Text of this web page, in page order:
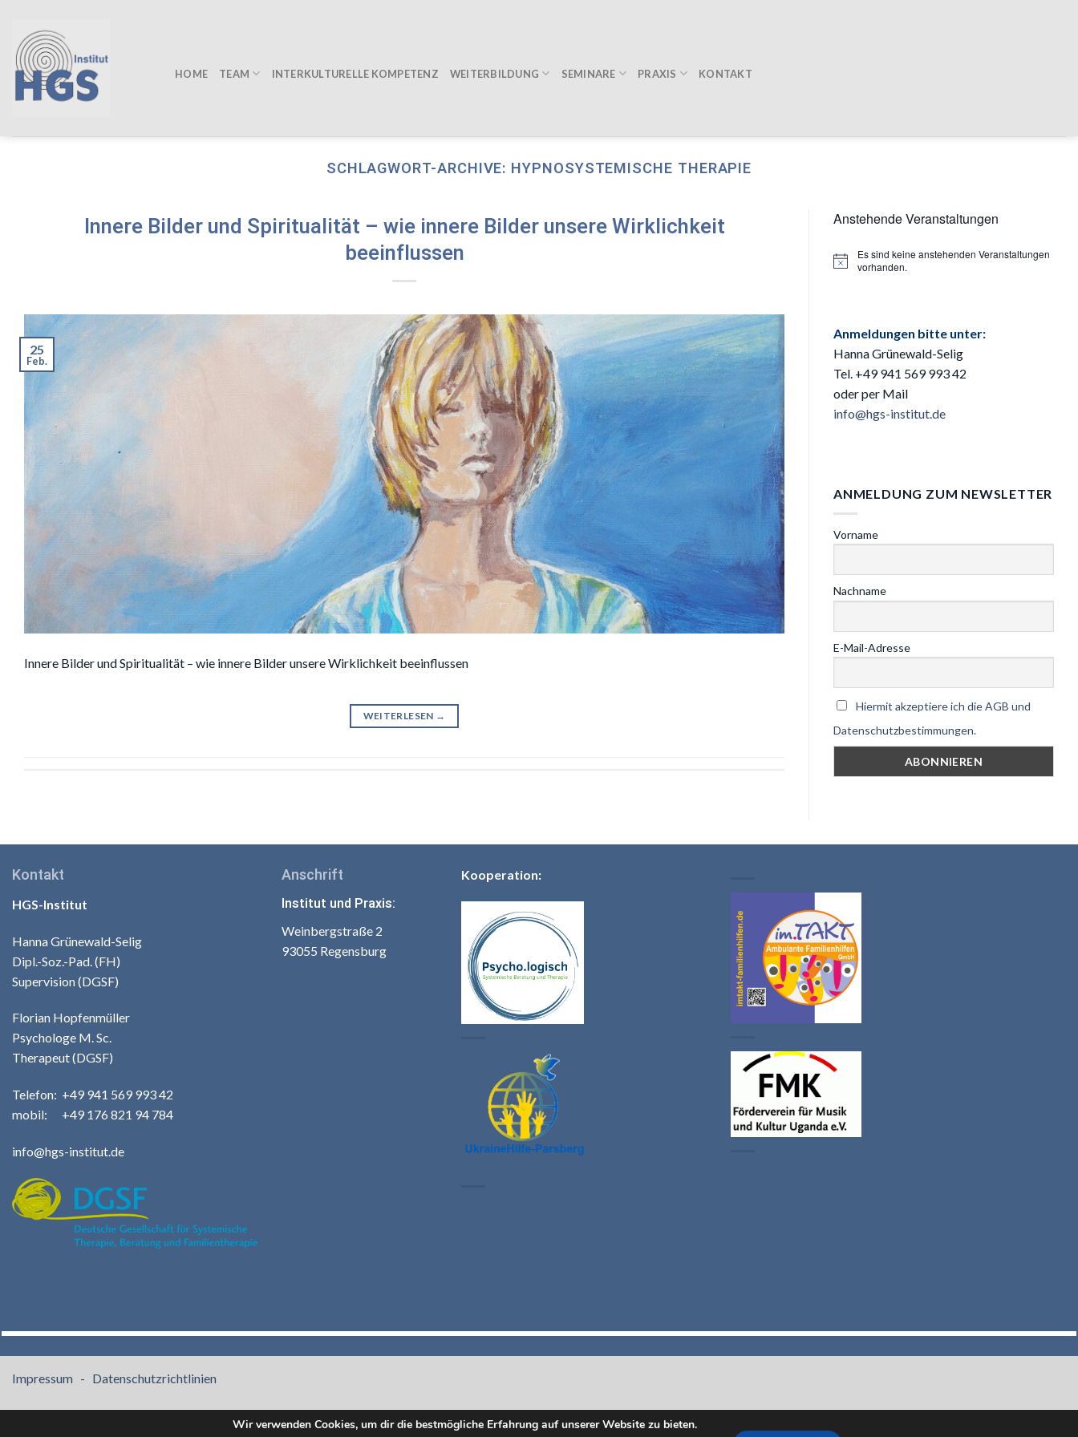
springen
HOME TEAM INTERKULTURELLE KOMPETENZ WEITERBILDUNG SEMINARE PRAXIS KONTAKT
SCHLAGWORT-ARCHIVE: HYPNOSYSTEMISCHE THERAPIE
Innere Bilder und Spiritualität – wie innere Bilder unsere Wirklichkeit
beeinflussen
25
Feb.
Innere Bilder und Spiritualität – wie innere Bilder unsere Wirklichkeit beeinflussen
WEITERLESEN →
Anstehende Veranstaltungen
Hinweis
Es sind keine anstehenden Veranstaltungen
vorhanden.
Anmeldungen bitte unter:
Hanna Grünewald-Selig
Tel. +49 941 569 993 42
oder per Mail
info@hgs-institut.de
ANMELDUNG ZUM NEWSLETTER
Vorname
Nachname
E-Mail-Adresse
Hiermit akzeptiere ich die AGB und
Datenschutzbestimmungen.
Kontakt
HGS-Institut
Hanna Grünewald-Selig
Dipl.-Soz.-Pad. (FH)
Supervision (DGSF)
Florian Hopfenmüller
Psychologe M. Sc.
Therapeut (DGSF)
Telefon: +49 941 569 993 42
mobil: +49 176 821 94 784
info@hgs-institut.de
Anschrift
Institut und Praxis:
Weinbergstraße 2
93055 Regensburg
Kooperation:
Impressum - Datenschutzrichtlinien
Wir verwenden Cookies, um dir die bestmögliche Erfahrung auf unserer Website zu bieten.